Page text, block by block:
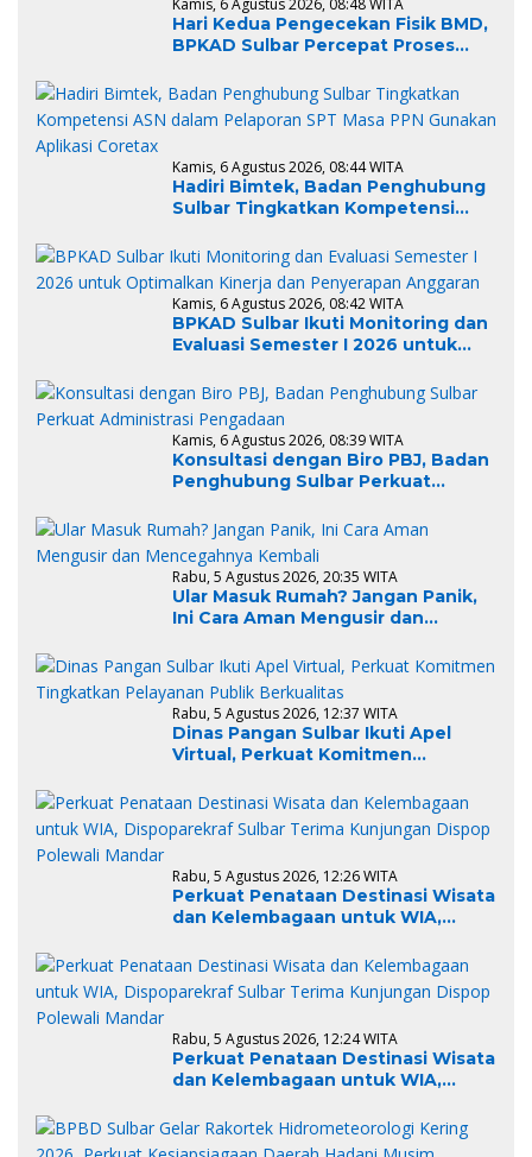
Kamis, 6 Agustus 2026, 08:48 WITA
Hari Kedua Pengecekan Fisik BMD,
BPKAD Sulbar Percepat Proses
Daerah
Kamis, 6 Agustus 2026, 08:44 WITA
Hadiri Bimtek, Badan Penghubung
Sulbar Tingkatkan Kompetensi
PPN Gunakan Aplikasi Coretax
Kamis, 6 Agustus 2026, 08:42 WITA
BPKAD Sulbar Ikuti Monitoring dan
Evaluasi Semester I 2026 untuk
Penyerapan Anggaran
Kamis, 6 Agustus 2026, 08:39 WITA
Konsultasi dengan Biro PBJ, Badan
Penghubung Sulbar Perkuat
Rabu, 5 Agustus 2026, 20:35 WITA
Ular Masuk Rumah? Jangan Panik,
Ini Cara Aman Mengusir dan
Rabu, 5 Agustus 2026, 12:37 WITA
Dinas Pangan Sulbar Ikuti Apel
Virtual, Perkuat Komitmen
Berkualitas
Rabu, 5 Agustus 2026, 12:26 WITA
Perkuat Penataan Destinasi Wisata
dan Kelembagaan untuk WIA,
Kunjungan Dispop Polewali Mandar
Rabu, 5 Agustus 2026, 12:24 WITA
Perkuat Penataan Destinasi Wisata
dan Kelembagaan untuk WIA,
Kunjungan Dispop Polewali Mandar